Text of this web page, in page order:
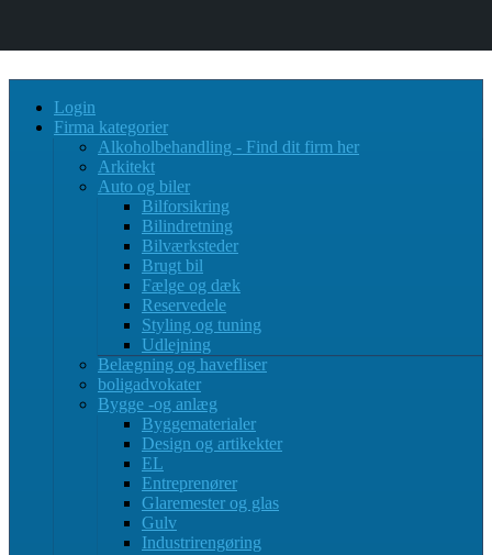
Login
Firma kategorier
Alkoholbehandling - Find dit firm her
Arkitekt
Auto og biler
Bilforsikring
Bilindretning
Bilværksteder
Brugt bil
Fælge og dæk
Reservedele
Styling og tuning
Udlejning
Belægning og havefliser
boligadvokater
Bygge -og anlæg
Byggematerialer
Design og artikekter
EL
Entreprenører
Glaremester og glas
Gulv
Industrirengøring